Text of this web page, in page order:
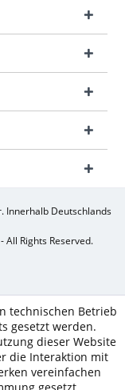
Innerhalb Deutschlands
All Rights Reserved.
technischen Betrieb
gesetzt werden.
dieser Website
die Interaktion mit
vereinfachen